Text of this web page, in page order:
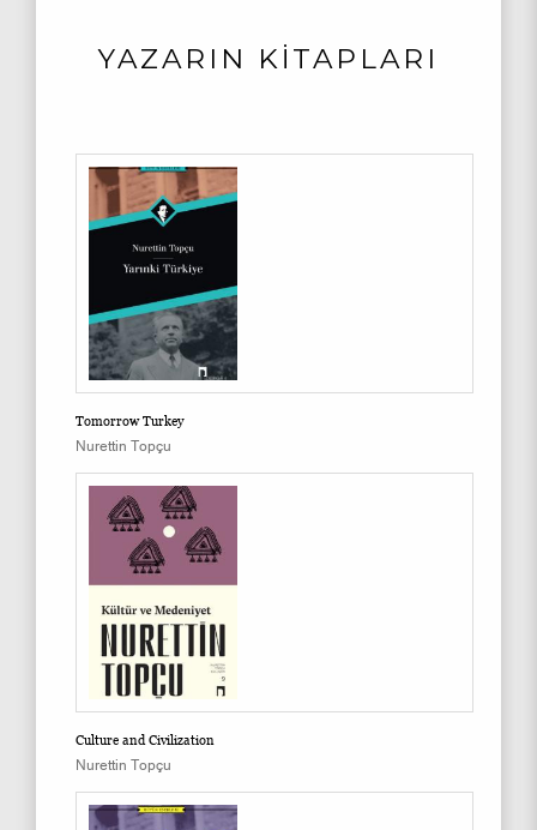
YAZARIN KİTAPLARI
Tomorrow Turkey
Nurettin Topçu
Culture and Civilization
Nurettin Topçu